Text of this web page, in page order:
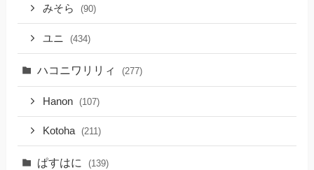
みそら (90)
ユニ (434)
ハコニワリリィ (277)
Hanon (107)
Kotoha (211)
ぱすはに (139)